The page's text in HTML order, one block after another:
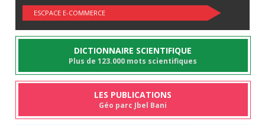
ESCPACE E-COMMERCE
DICTIONNAIRE SCIENTIFIQUE
Plus de 123.000 mots scientifiques
LES PUBLICATIONS
Géo parc Jbel Bani